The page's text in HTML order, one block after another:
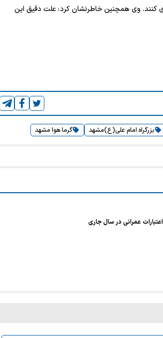
کنند. وی همچنین خاطرنشان کرد: علت دقیق این
بزرگراه امام علی(ع)مشهد گرما هوا مشهد